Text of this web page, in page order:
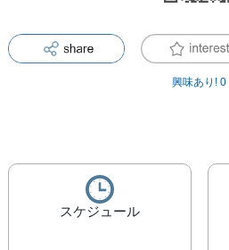
興味あり! 0
スケジュール